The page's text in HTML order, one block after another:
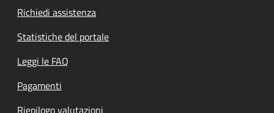
Richiedi assistenza
Statistiche del portale
Leggi le FAQ
Pagamenti
Riepilogo valutazioni